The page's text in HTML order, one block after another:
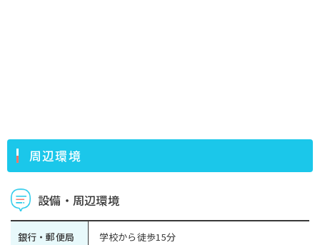
周辺環境
設備・周辺環境
銀行・郵便局 学校から徒歩15分